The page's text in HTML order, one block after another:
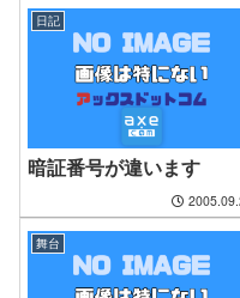
日記
暗証番号が違います
舞台